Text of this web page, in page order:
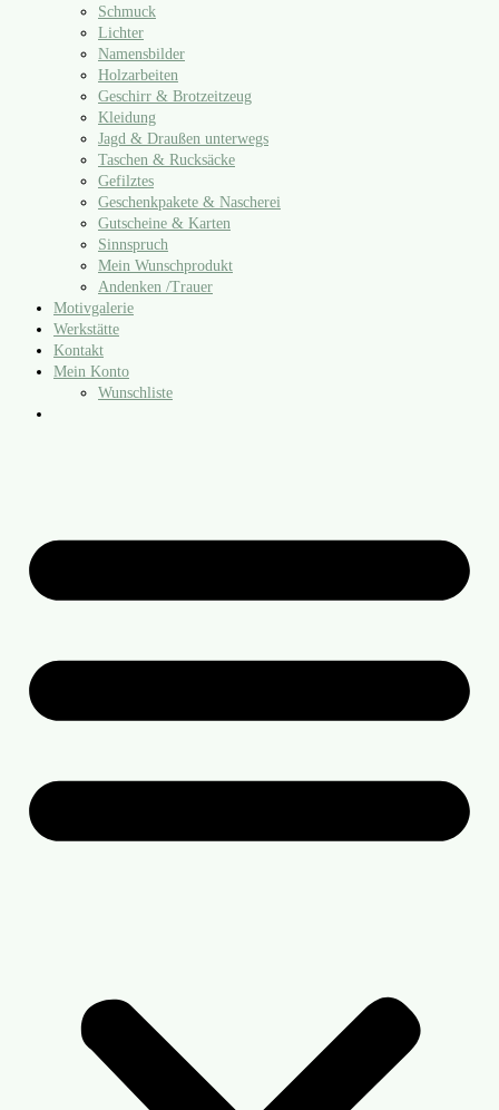
Schmuck
Lichter
Namensbilder
Holzarbeiten
Geschirr & Brotzeitzeug
Kleidung
Jagd & Draußen unterwegs
Taschen & Rucksäcke
Gefilztes
Geschenkpakete & Nascherei
Gutscheine & Karten
Sinnspruch
Mein Wunschprodukt
Andenken /​Trauer
Motivgalerie
Werkstätte
Kontakt
Mein Konto
Wunschliste